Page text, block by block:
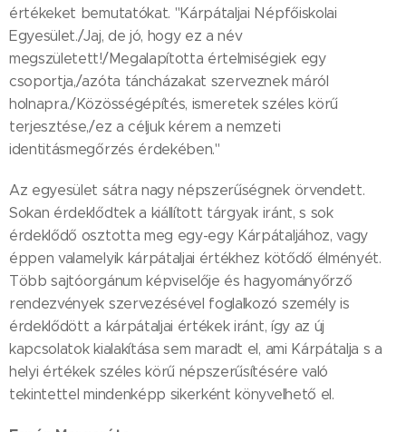
értékeket bemutatókat. "Kárpátaljai Népfőiskolai
Egyesület./Jaj, de jó, hogy ez a név
megszületett!/Megalapította értelmiségiek egy
csoportja,/azóta táncházakat szerveznek máról
holnapra./Közösségépítés, ismeretek széles körű
terjesztése,/ez a céljuk kérem a nemzeti
identitásmegőrzés érdekében."
Az egyesület sátra nagy népszerűségnek örvendett.
Sokan érdeklődtek a kiállított tárgyak iránt, s sok
érdeklődő osztotta meg egy-egy Kárpátaljához, vagy
éppen valamelyik kárpátaljai értékhez kötődő élményét.
Több sajtóorgánum képviselője és hagyományőrző
rendezvények szervezésével foglalkozó személy is
érdeklődött a kárpátaljai értékek iránt, így az új
kapcsolatok kialakítása sem maradt el, ami Kárpátalja s a
helyi értékek széles körű népszerűsítésére való
tekintettel mindenképp sikerként könyvelhető el.